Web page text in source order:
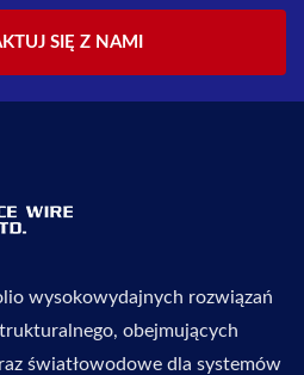
SIĘ Z NAMI
wysokowydajnych rozwiązań
obejmujących
światłowodowe dla systemów